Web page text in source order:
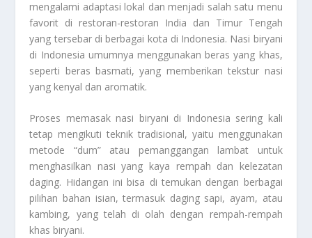
mengalami adaptasi lokal dan menjadi salah satu menu
favorit di restoran-restoran India dan Timur Tengah
yang tersebar di berbagai kota di Indonesia. Nasi biryani
di Indonesia umumnya menggunakan beras yang khas,
seperti beras basmati, yang memberikan tekstur nasi
yang kenyal dan aromatik.
Proses memasak nasi biryani di Indonesia sering kali
tetap mengikuti teknik tradisional, yaitu menggunakan
metode “dum” atau pemanggangan lambat untuk
menghasilkan nasi yang kaya rempah dan kelezatan
daging. Hidangan ini bisa di temukan dengan berbagai
pilihan bahan isian, termasuk daging sapi, ayam, atau
kambing, yang telah di olah dengan rempah-rempah
khas biryani.